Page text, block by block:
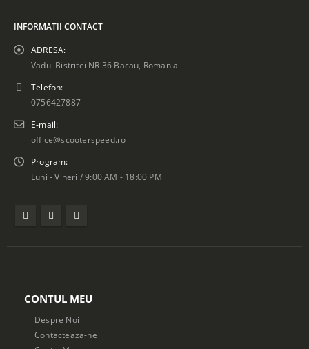
INFORMATII CONTACT
ADRESA:
Vadul Bistritei NR.36 Bacau, Romania
Telefon:
0756427887
E-mail:
office@scooterspeed.ro
Program:
Luni - Vineri / 9:00 AM - 18:00 PM
CONTUL MEU
Despre Noi
Contacteaza-ne